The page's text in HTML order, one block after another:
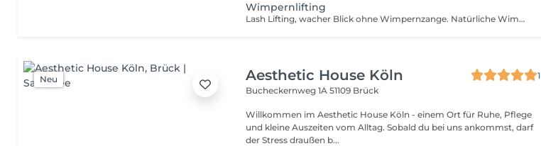
Wimpernlifting
Lash Lifting, wacher Blick ohne Wimpernzange. Natürliche Wimpern werden sanft geliftet, wirken länger, dichter & geschwungener. Effekt: hält ca. 4-6 Wochen.
Neu Aesthetic House Köln
1
Bucheckernweg 1A51109 Brück
Willkommen im Aesthetic House Köln - einem Ort für Ruhe, Pflege
und kleine Auszeiten vom Alltag. Sobald du bei uns ankommst, darf
der Stress draußen b...